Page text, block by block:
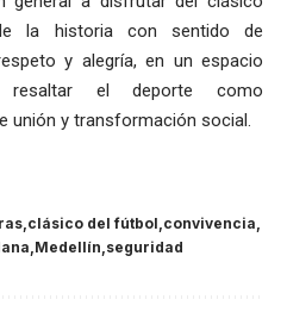
la historia con sentido de
y alegría, en un espacio
resaltar el deporte como
unión y transformación social.
clásico del fútbol convivencia
Medellín seguridad